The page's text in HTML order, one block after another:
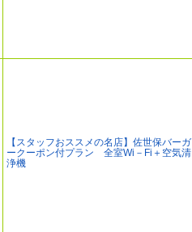
【スタッフおススメの名店】佐世保バーガ
ークーポン付プラン 全室Wi－Fi＋空気清
浄機